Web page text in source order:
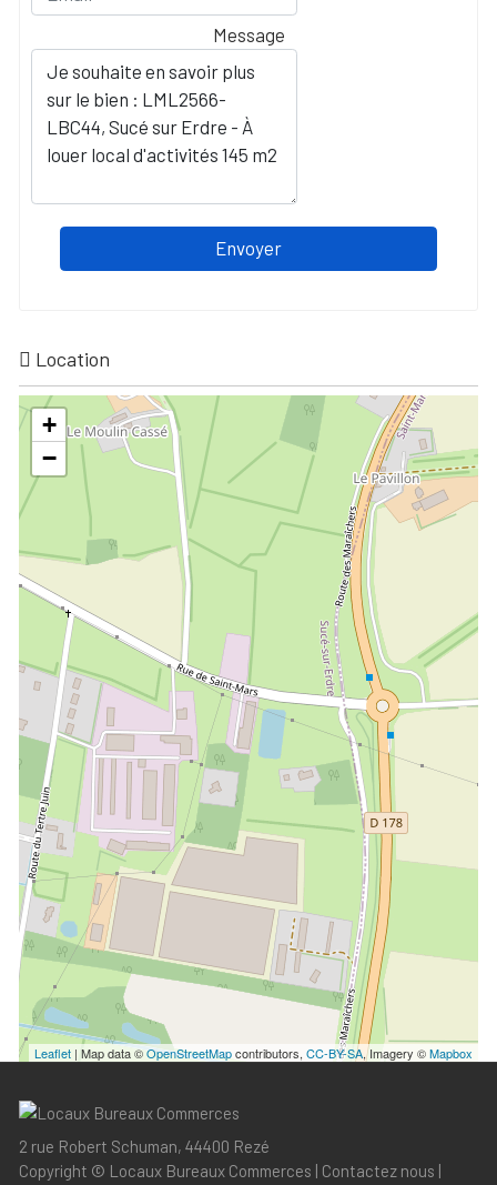
Message
Envoyer
Location
+
−
Leaflet | Map data ©OpenStreetMapcontributors, CC-BY-SA, Imagery ©Mapbox
2 rue Robert Schuman, 44400 Rezé
Copyright © Locaux Bureaux Commerces | Contactez nous |